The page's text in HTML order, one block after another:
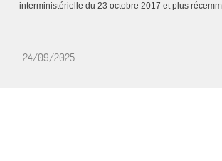
interministérielle du 23 octobre 2017 et plus
24/09/2025